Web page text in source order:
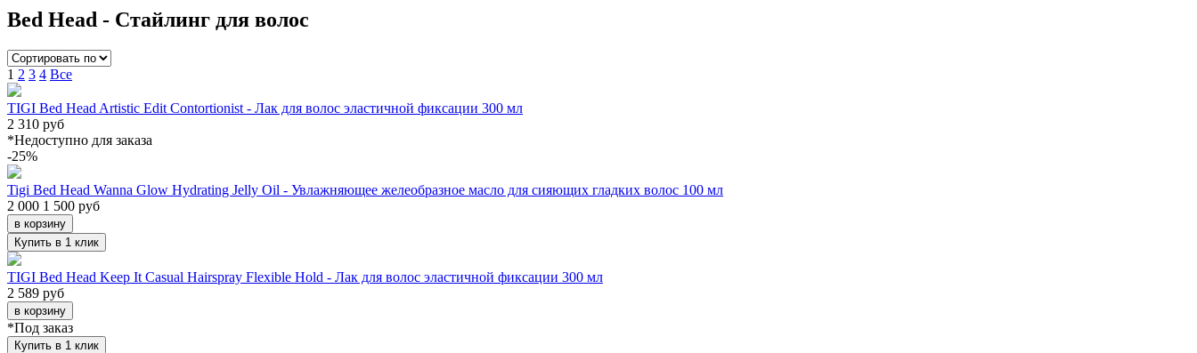
Bed Head - Стайлинг для волос
1 2 3 4 Все
TIGI Bed Head Artistic Edit Contortionist - Лак для волос эластичной фиксации 300 мл
2 310 руб
*Недоступно для заказа
-25%
Tigi Bed Head Wanna Glow Hydrating Jelly Oil - Увлажняющее желеобразное масло для сияющих гладких волос 100 мл
2 000 1 500 руб
Купить в 1 клик
TIGI Bed Head Keep It Casual Hairspray Flexible Hold - Лак для волос эластичной фиксации 300 мл
2 589 руб
*Под заказ
Купить в 1 клик